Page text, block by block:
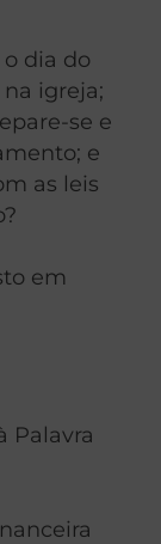
dia do
igreja;
se e
e
as leis
em
Palavra